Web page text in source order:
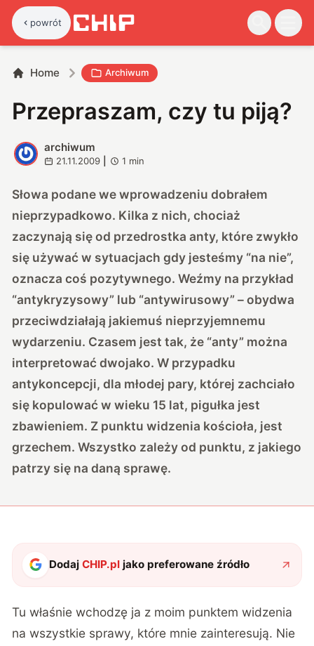
powrót
Home Archiwum
Przepraszam, czy tu piją?
A
archiwum
21.11.2009 1 min
Słowa podane we wprowadzeniu dobrałem
nieprzypadkowo. Kilka z nich, chociaż
zaczynają się od przedrostka anty, które zwykło
się używać w sytuacjach gdy jesteśmy “na nie”,
oznacza coś pozytywnego. Weźmy na przykład
“antykryzysowy” lub “antywirusowy” – obydwa
przeciwdziałają jakiemuś nieprzyjemnemu
wydarzeniu. Czasem jest tak, że “anty” można
interpretować dwojako. W przypadku
antykoncepcji, dla młodej pary, której zachciało
się kopulować w wieku 15 lat, pigułka jest
zbawieniem. Z punktu widzenia kościoła, jest
grzechem. Wszystko zależy od punktu, z jakiego
patrzy się na daną sprawę.
DodajCHIP.pl jako preferowane źródło
Tu właśnie wchodzę ja z moim punktem widzenia
na wszystkie sprawy, które mnie zainteresują. Nie